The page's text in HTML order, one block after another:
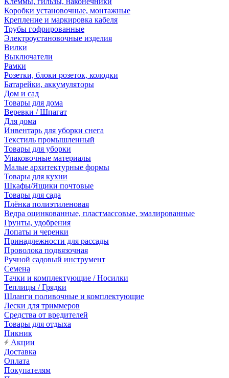
Коробки установочные, монтажные
Крепление и маркировка кабеля
Трубы гофрированные
Электроустановочные изделия
Вилки
Выключатели
Рамки
Розетки, блоки розеток, колодки
Батарейки, аккумуляторы
Дом и сад
Товары для дома
Веревки / Шпагат
Для дома
Инвентарь для уборки снега
Текстиль промышленный
Товары для уборки
Упаковочные материалы
Малые архитектурные формы
Товары для кухни
Шкафы/Ящики почтовые
Товары для сада
Плёнка полиэтиленовая
Ведра оцинкованные, пластмассовые, эмалированные
Грунты, удобрения
Лопаты и черенки
Принадлежности для рассады
Проволока подвязочная
Ручной садовый инструмент
Семена
Тачки и комплектующие / Носилки
Теплицы / Грядки
Шланги поливочные и комплектующие
Лески для триммеров
Средства от вредителей
Товары для отдыха
Пикник
Акции
Доставка
Оплата
Покупателям